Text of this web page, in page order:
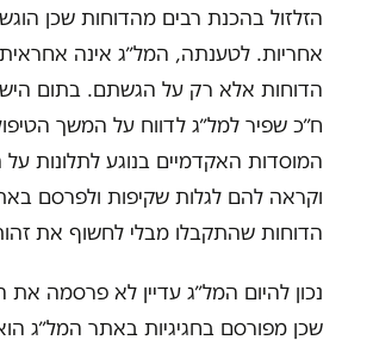
הזלזול בהכנת רבים מהדוחות שכן
אחריות. לטענתה, המל״ג אינה
הדוחות אלא רק על הגשתם. בתום
ח״כ שפיר למל״ג לדווח על המשך
המוסדות האקדמיים בנוגע לתלונות
וקראה להם לגלות שקיפות ולפרסם
הדוחות שהתקבלו מבלי לחשוף את
נכון להיום המל״ג עדיין לא פרסמה
שכן מפורסם בחגיגיות באתר המל״ג